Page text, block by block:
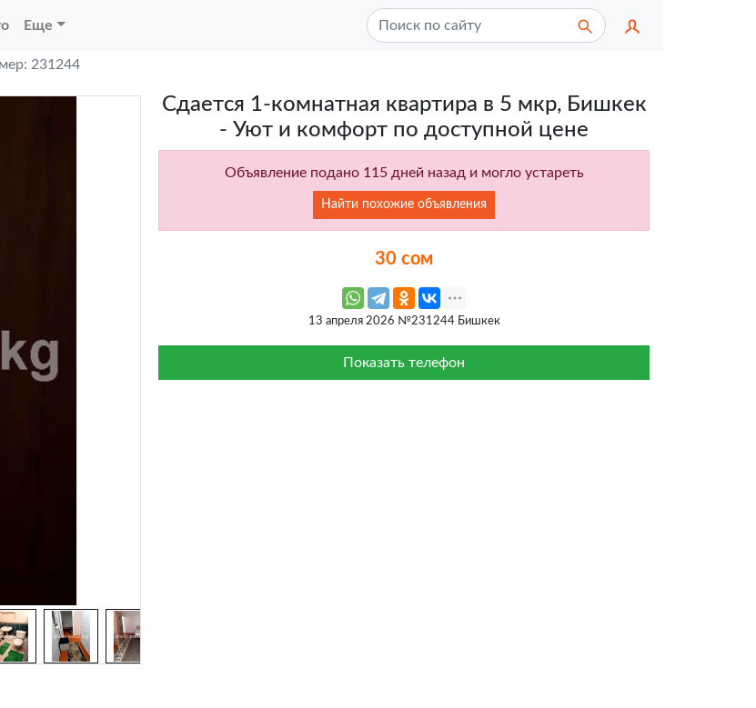
Еще
231244
Сдается 1-комнатная квартира в 5 мкр, Бишкек
- Уют и комфорт по доступной цене
Объявление подано 115 дней назад и могло устареть
Найти похожие объявления
30 сом
13 апреля 2026 №231244 Бишкек
Показать телефон